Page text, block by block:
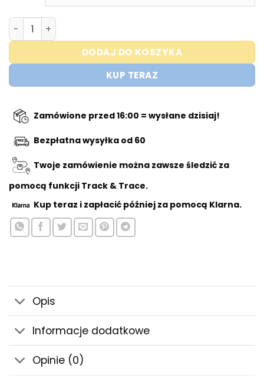
ilość Vitamin Well
DODAJ DO KOSZYKA
KUP TERAZ
Zamówione przed 16:00 = wysłane dzisiaj!
Bezpłatna wysyłka od 60
Twoje zamówienie można zawsze śledzić za
pomocą funkcji Track & Trace.
Kup teraz i zapłacić później za pomocą Klarna.
Opis
Informacje dodatkowe
Opinie (0)